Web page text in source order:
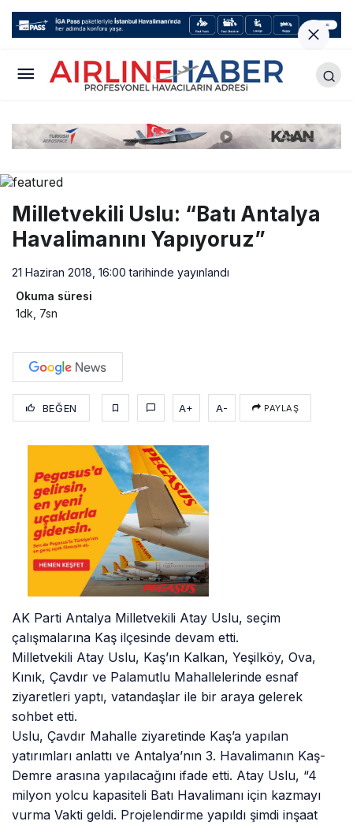
Milletvekili Uslu: “Batı Antalya
Havalimanını Yapıyoruz”
21 Haziran 2018, 16:00 tarihinde yayınlandı
Okuma süresi
1dk, 7sn
BEĞEN A+ A- PAYLAŞ
AK Parti Antalya Milletvekili Atay Uslu, seçim
çalışmalarına Kaş ilçesinde devam etti.
Milletvekili Atay Uslu, Kaş’ın Kalkan, Yeşilköy, Ova,
Kınık, Çavdır ve Palamutlu Mahallelerinde esnaf
ziyaretleri yaptı, vatandaşlar ile bir araya gelerek
sohbet etti.
Uslu, Çavdır Mahalle ziyaretinde Kaş’a yapılan
yatırımları anlattı ve Antalya’nın 3. Havalimanın Kaş-
Demre arasına yapılacağını ifade etti. Atay Uslu, “4
milyon yolcu kapasiteli Batı Havalimanı için kazmayı
vurma Vakti geldi. Projelendirme yapıldı şimdi inşaat